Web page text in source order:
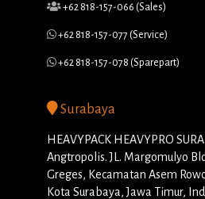
+62 818-157-066 (Sales)
+62 818-157-077 (Service)
+62 818-157-078 (Sparepart)
Surabaya
HEAVYPACK HEAVYPRO
Angtropolis. JL. Margomulyo
Greges, Kecamatan Asem
Kota Surabaya, Jawa Timur,